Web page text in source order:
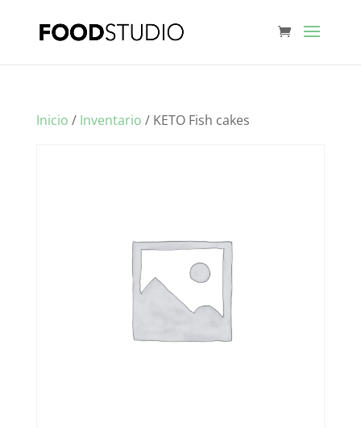
Inicio / Inventario / KETO Fish cakes